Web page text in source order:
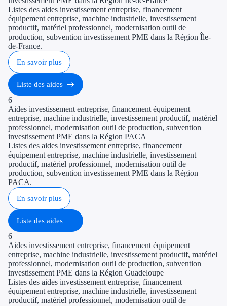
Listes des aides investissement entreprise, financement
équipement entreprise, machine industrielle, investissement
productif, matériel professionnel, modernisation outil de
production, subvention investissement PME dans la Région Île-
de-France.
En savoir plus
Liste des aides
6
Aides investissement entreprise, financement équipement
entreprise, machine industrielle, investissement productif, matériel
professionnel, modernisation outil de production, subvention
investissement PME dans la Région PACA
Listes des aides investissement entreprise, financement
équipement entreprise, machine industrielle, investissement
productif, matériel professionnel, modernisation outil de
production, subvention investissement PME dans la Région
PACA.
En savoir plus
Liste des aides
6
Aides investissement entreprise, financement équipement
entreprise, machine industrielle, investissement productif, matériel
professionnel, modernisation outil de production, subvention
investissement PME dans la Région Guadeloupe
Listes des aides investissement entreprise, financement
équipement entreprise, machine industrielle, investissement
productif, matériel professionnel, modernisation outil de